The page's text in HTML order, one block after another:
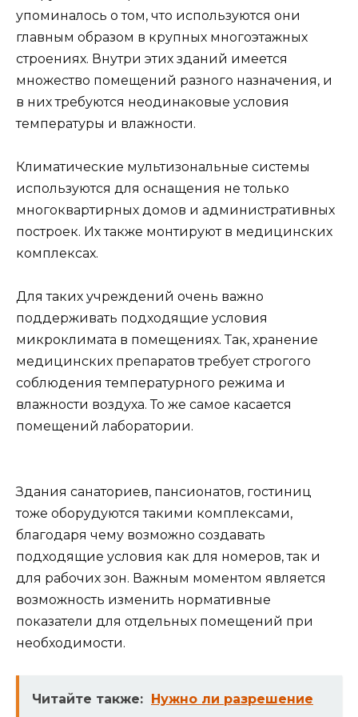
упоминалось о том, что используются они
главным образом в крупных многоэтажных
строениях. Внутри этих зданий имеется
множество помещений разного назначения, и
в них требуются неодинаковые условия
температуры и влажности.
Климатические мультизональные системы
используются для оснащения не только
многоквартирных домов и административных
построек. Их также монтируют в медицинских
комплексах.
Для таких учреждений очень важно
поддерживать подходящие условия
микроклимата в помещениях. Так, хранение
медицинских препаратов требует строгого
соблюдения температурного режима и
влажности воздуха. То же самое касается
помещений лаборатории.
Здания санаториев, пансионатов, гостиниц
тоже оборудуются такими комплексами,
благодаря чему возможно создавать
подходящие условия как для номеров, так и
для рабочих зон. Важным моментом является
возможность изменить нормативные
показатели для отдельных помещений при
необходимости.
Читайте также: Нужно ли разрешение